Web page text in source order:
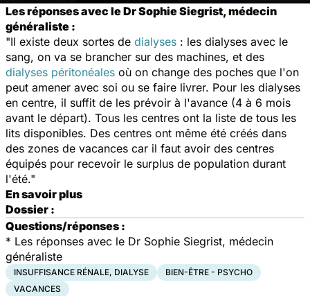
Les réponses avec le Dr Sophie Siegrist, médecin
généraliste :
"Il existe deux sortes de dialyses : les dialyses avec le
sang, on va se brancher sur des machines, et des
dialyses péritonéales où on change des poches que l'on
peut amener avec soi ou se faire livrer. Pour les dialyses
en centre, il suffit de les prévoir à l'avance (4 à 6 mois
avant le départ). Tous les centres ont la liste de tous les
lits disponibles. Des centres ont même été créés dans
des zones de vacances car il faut avoir des centres
équipés pour recevoir le surplus de population durant
l'été."
En savoir plus
Dossier :
Questions/réponses :
* Les réponses avec le Dr Sophie Siegrist, médecin
généraliste
INSUFFISANCE RÉNALE, DIALYSE
BIEN-ÊTRE - PSYCHO
VACANCES